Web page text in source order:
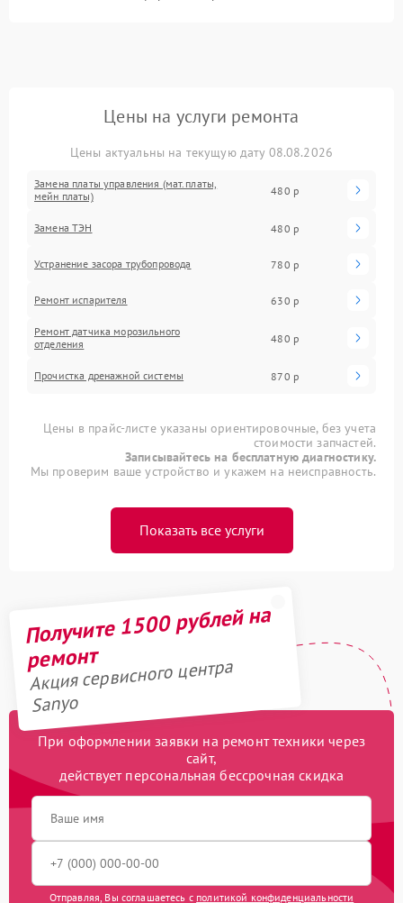
Цены на услуги ремонта
Цены актуальны на текущую дату 08.08.2026
Замена платы управления (мат.платы,
мейн платы)
480 р
Замена ТЭН 480 р
Устранение засора трубопровода 780 р
Ремонт испарителя 630 р
Ремонт датчика морозильного
отделения
480 р
Прочистка дренажной системы 870 р
Цены в прайс-листе указаны ориентировочные, без учета
стоимости запчастей.
Записывайтесь на бесплатную диагностику.
Мы проверим ваше устройство и укажем на неисправность.
Показать все услуги
Получите 1500 рублей на
ремонт
Акция сервисного центра
Sanyo
При оформлении заявки на ремонт техники через
сайт,
действует персональная бессрочная скидка
Отправляя, Вы соглашаетесь с политикой конфиденциальности